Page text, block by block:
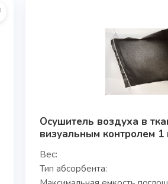
Осушитель воздуха в
визуальным контролем 1
Вес:
Тип абсорбента: